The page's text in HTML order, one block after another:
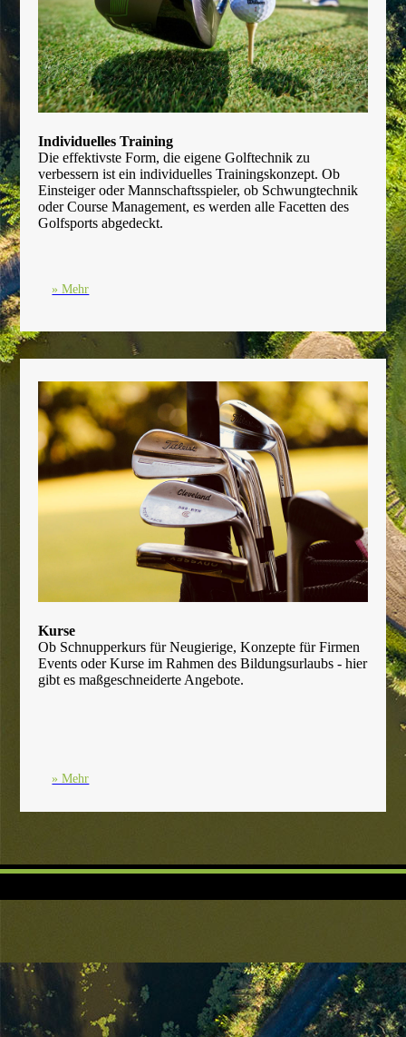
Individuelles Training
Die effektivste Form, die eigene Golftechnik zu
verbessern ist ein individuelles Trainingskonzept. Ob
Einsteiger oder Mannschaftsspieler, ob Schwungtechnik
oder Course Management, es werden alle Facetten des
Golfsports abgedeckt.
» Mehr
Kurse
Ob Schnupperkurs für Neugierige, Konzepte für Firmen
Events oder Kurse im Rahmen des Bildungsurlaubs - hier
gibt es maßgeschneiderte Angebote.
» Mehr